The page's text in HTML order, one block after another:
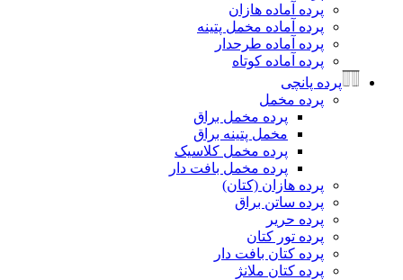
پرده آماده هازان
پرده آماده مخمل پتینه
پرده آماده طرحدار
پرده آماده کوتاه
پانچی
پرده مخمل
پرده مخمل براق
مخمل پتینه براق
پرده مخمل کلاسیک
پرده مخمل بافت دار
پرده هازان (کتان)
پرده ساتن براق
پرده حریر
پرده تور کتان
پرده کتان بافت دار
پرده کتان ملانژ